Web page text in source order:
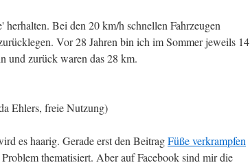
Bei den 20 km/h schnellen Fahrzeugen
Vor 28 Jahren bin ich im Sommer jeweils 14
und zurück waren das 28 km.
Ehlers, freie Nutzung)
es haarig. Gerade erst den BeitragFüße verkrampfen
thematisiert. Aber auf Facebook sind mir die